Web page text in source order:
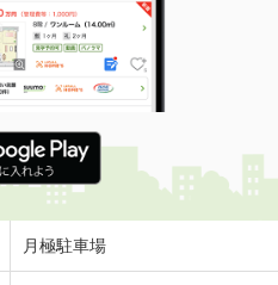
月極駐車場